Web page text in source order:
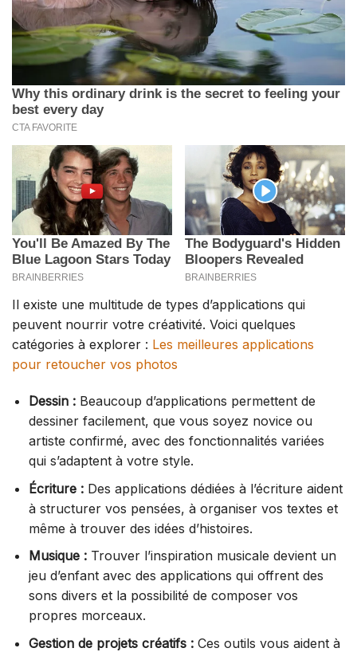
Il existe une multitude de types d’applications qui
peuvent nourrir votre créativité. Voici quelques
catégories à explorer : Les meilleures applications
pour retoucher vos photos
Dessin :Beaucoup d’applications permettent de
dessiner facilement, que vous soyez novice ou
artiste confirmé, avec des fonctionnalités variées
qui s’adaptent à votre style.
Écriture :Des applications dédiées à l’écriture aident
à structurer vos pensées, à organiser vos textes et
même à trouver des idées d’histoires.
Musique :Trouver l’inspiration musicale devient un
jeu d’enfant avec des applications qui offrent des
sons divers et la possibilité de composer vos
propres morceaux.
Gestion de projets créatifs :Ces outils vous aident à